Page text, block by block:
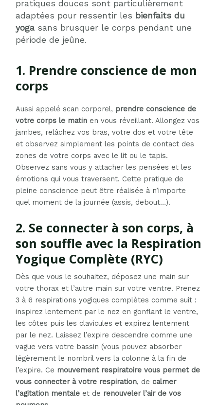
pratiques douces sont particulièrement
adaptées pour ressentir les bienfaits du
yoga sans brusquer le corps pendant une
période de jeûne.
1. Prendre conscience de mon
corps
Aussi appelé scan corporel, prendre conscience de
votre corps le matin en vous réveillant. Allongez vos
jambes, relâchez vos bras, votre dos et votre tête
et observez simplement les points de contact des
zones de votre corps avec le lit ou le tapis.
Observez sans vous y attacher les pensées et les
émotions qui vous traversent. Cette pratique de
pleine conscience peut être réalisée à n’importe
quel moment de la journée (assis, debout…).
2. Se connecter à son corps, à
son souffle avec la Respiration
Yogique Complète (RYC)
Dès que vous le souhaitez, déposez une main sur
votre thorax et l’autre main sur votre ventre. Prenez
3 à 6 respirations yogiques complètes comme suit :
inspirez lentement par le nez en gonflant le ventre,
les côtes puis les clavicules et expirez lentement
par le nez. Laissez l’expire descendre comme une
vague vers votre bassin (vous pouvez absorber
légèrement le nombril vers la colonne à la fin de
l’expire. Ce mouvement respiratoire vous permet de
vous connecter à votre respiration, decalmer
l’agitation mentale et de renouveler l’air de vos